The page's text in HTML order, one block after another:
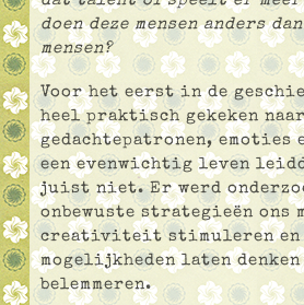
doen deze mensen anders
mensen?
Voor het eerst in de
heel praktisch gekeken
gedachtepatronen, emoties
een evenwichtig leven
juist niet. Er werd
onbewuste strategieën ons
creativiteit stimuleren en
mogelijkheden laten denken
belemmeren.